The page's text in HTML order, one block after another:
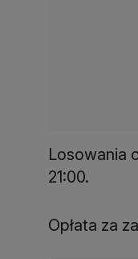
Losowania
21:00.
Opłata za